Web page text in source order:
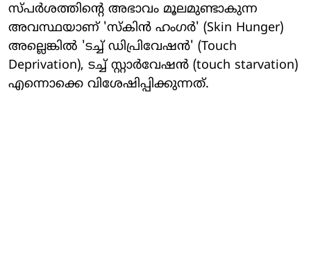
സ്പർശത്തിന്റെ അഭാവം മൂലമുണ്ടാകുന്ന
അവസ്ഥയാണ് 'സ്കിൻ ഹംഗർ' (Skin Hunger)
അല്ലെങ്കിൽ 'ടച്ച് ഡിപ്രിവേഷൻ' (Touch
Deprivation), ടച്ച് സ്റ്റാർവേഷൻ (touch starvation)
എന്നൊക്കെ വിശേഷിപ്പിക്കുന്നത്.